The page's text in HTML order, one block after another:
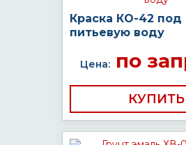
Краска КО-42 под
питьевую воду
Цена:по
КУПИТЬ